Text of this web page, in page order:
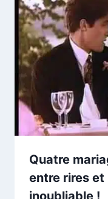
Quatre
entre rires et